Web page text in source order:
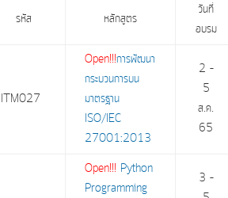
รหัส หลักสูตร
วันที่
อบรม
ITM027
Open!!!การพัฒนา
กระบวนการบน
มาตรฐาน
ISO/IEC
27001:2013
2 –
5
ส.ค.
65
Open!!! Python
Programming
3 –